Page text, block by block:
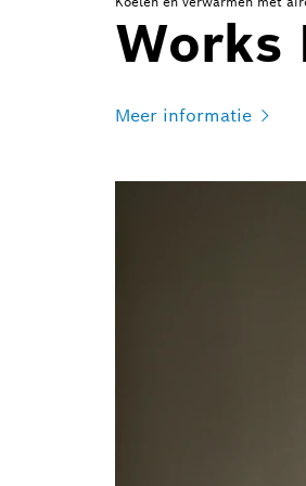
Works
Meer informatie